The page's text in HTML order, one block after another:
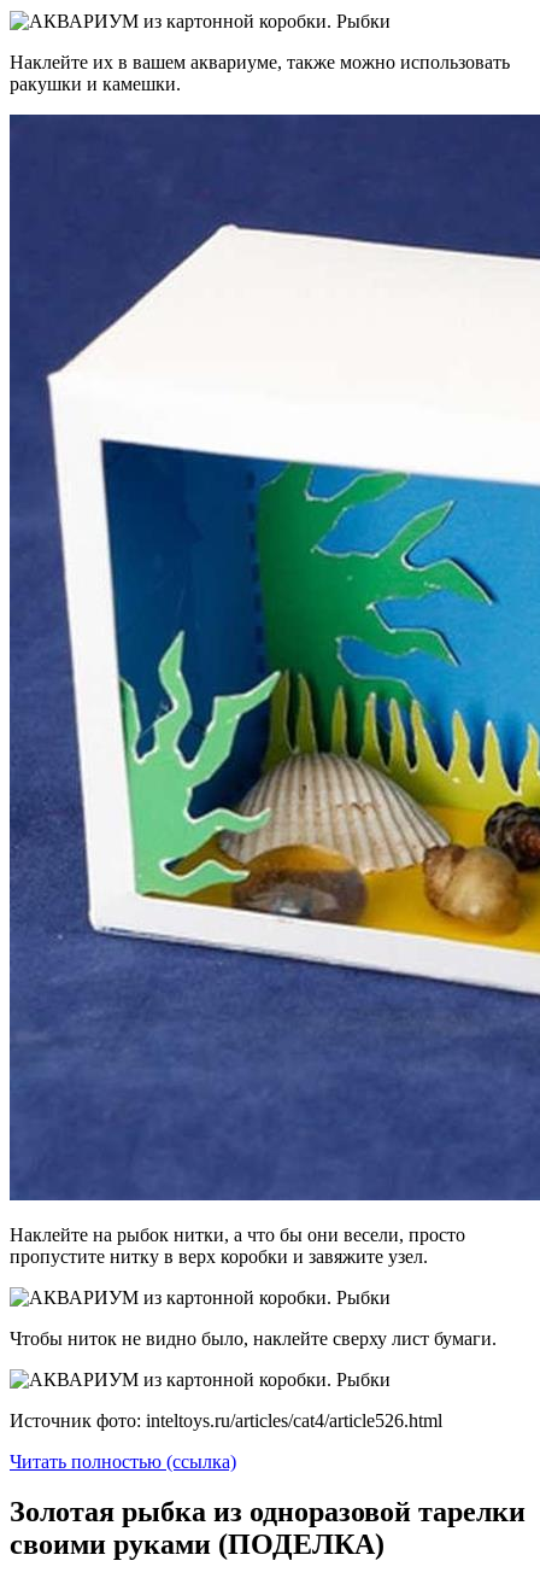
Наклейте их в вашем аквариуме, также можно использовать
ракушки и камешки.
Наклейте на рыбок нитки, а что бы они весели, просто
пропустите нитку в верх коробки и завяжите узел.
Чтобы ниток не видно было, наклейте сверху лист бумаги.
Источник фото: inteltoys.ru/articles/cat4/article526.html
Читать полностью (ссылка)
Золотая рыбка из одноразовой тарелки
своими руками (ПОДЕЛКА)